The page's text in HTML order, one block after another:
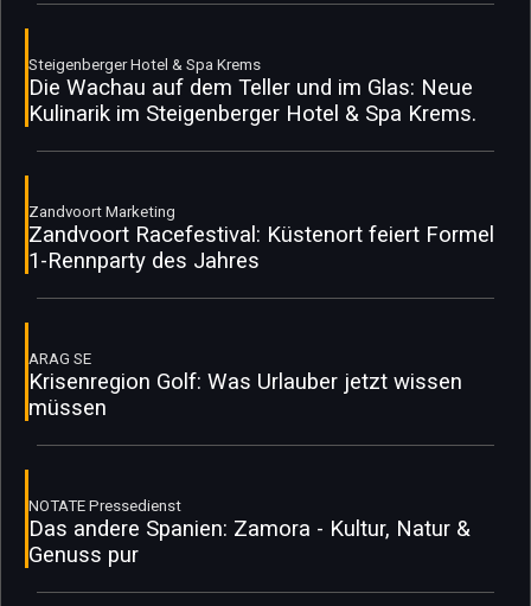
Steigenberger Hotel & Spa Krems
Die Wachau auf dem Teller und im Glas: Neue
Kulinarik im Steigenberger Hotel & Spa Krems.
Zandvoort Marketing
Zandvoort Racefestival: Küstenort feiert Formel
1-Rennparty des Jahres
ARAG SE
Krisenregion Golf: Was Urlauber jetzt wissen
müssen
NOTATE Pressedienst
Das andere Spanien: Zamora - Kultur, Natur &
Genuss pur